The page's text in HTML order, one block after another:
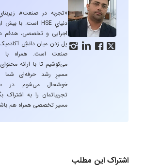
   
«تجربه در صنعت»،
اجرایی و تخصصی، هدفم
پل زدن میان دانشِ
صنعت است. همراه با
می‌کوشیم تا با ارائه
مسیرِ رشد حرفه‌ای شما
خوشحال می‌شوم در
تجربیاتمان را به اشتراک
مسیر تخصصی همراه هم
اشتراک این مطلب